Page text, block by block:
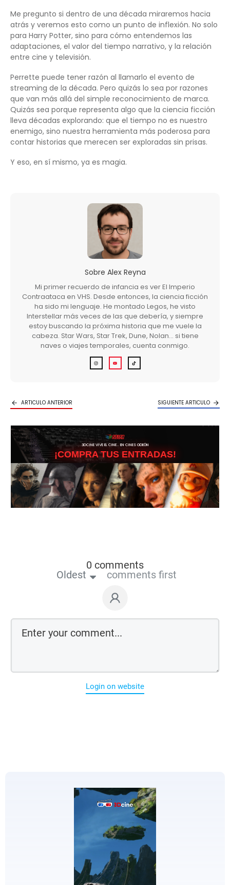
Me pregunto si dentro de una década miraremos hacia
atrás y veremos esto como un punto de inflexión. No solo
para Harry Potter, sino para cómo entendemos las
adaptaciones, el valor del tiempo narrativo, y la relación
entre cine y televisión.
Perrette puede tener razón al llamarlo el evento de
streaming de la década. Pero quizás lo sea por razones
que van más allá del simple reconocimiento de marca.
Quizás sea porque representa algo que la ciencia ficción
lleva décadas explorando: que el tiempo no es nuestro
enemigo, sino nuestra herramienta más poderosa para
contar historias que merecen ser exploradas sin prisas.
Y eso, en sí mismo, ya es magia.
Sobre Alex Reyna
Mi primer recuerdo de infancia es ver El Imperio
Contraataca en VHS. Desde entonces, la ciencia ficción
ha sido mi lenguaje. He montado Legos, he visto
Interstellar más veces de las que debería, y siempre
estoy buscando la próxima historia que me vuele la
cabeza. Star Wars, Star Trek, Dune, Nolan… si tiene
naves o viajes temporales, cuenta conmigo.
ARTICULO ANTERIOR SIGUIENTE ARTICULO
3DCINE VIVE EL CINE… EN CINES ODEÓN
¡COMPRA TUS ENTRADAS!
0 comments
Oldest comments first
Login on website